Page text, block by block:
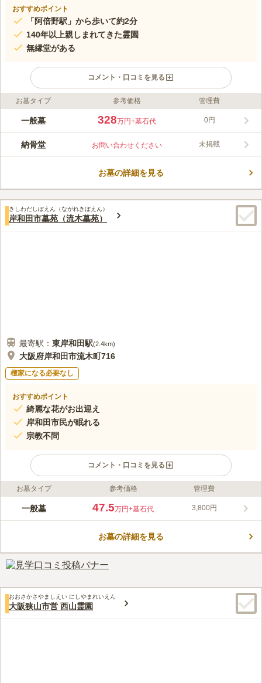
おすすめポイント
「阿倍野駅」から歩いて約2分
140年以上親しまれてきた霊園
無縁堂がある
コメント・口コミを見る
ライフドット編集部のコメント
140年以上にわたり、多くの方に選ばれてきた霊園です。 61,319
す。 管理事務所では、お墓参りに必要なものを買い揃えること
ができるので便利です。 サスペンション付きの車椅子を貸して
最寄り駅周辺にはカフェがあり、お墓参りの後で一息つかれては
みんなの評価
3.7 口コミ10件
30代女性
すぐ近くにあべのキューズモールやハルカス、ベルタなどの商業
施設がたくさんあるので、食事には困りません。お供え物の買い物も関西
スーパーかイトーヨーカドーで出来ます。花屋さんは高いところばかりな
ので家の近所で買って行きます。
お墓タイプ 参考価格 管理費
一般墓 328万円+墓石代 0円
納骨堂 お問い合わせください 未掲載
お墓の詳細を見る
きしわだしぼえん（ながれきぼえん）
岸和田市墓苑（流木墓苑）
最寄駅： 東岸和田駅(2.4km)
大阪府岸和田市流木町716
檀家になる必要なし
おすすめポイント
綺麗な花がお出迎え
岸和田市民が眠れる
宗教不問
コメント・口コミを見る
ライフドット編集部のコメント
四季折々の木々が訪れる方の目を楽しませてくれる市営墓苑で
をお考えの方にピッタリです。 墓域内の道はフラットなので、
車場や休憩所もあり、故人とゆっくり向き合うことができます。
口コミ評価
70代男性
墓地付近には軽トラックで営業している花屋さんがあるが、価格
がかなり高いので自宅付近のスーパー内の花屋で供花を買っている。付近
には食事をする店は全くないので、法事の時は自宅に出前を取っている。
お墓タイプ 参考価格 管理費
一般墓 47.5万円+墓石代 3,800円
お墓の詳細を見る
おおさかさやましえい にしやまれいえん
大阪狭山市営 西山霊園